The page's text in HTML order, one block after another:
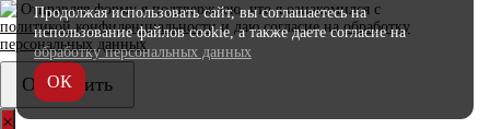
Продолжая использовать сайт, вы соглашаетесьна
использование файлов cookie, а также даете согласиена
обработку персональных данных
ОК
Отправляя форму я подтверждаю, что я ознакомился с
политикой конфиденциальностии даю согласие наобработку
персональных данных
×